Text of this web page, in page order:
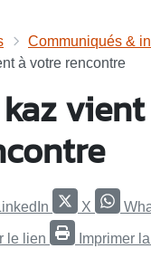
Communiqués &
à votre rencontre
kaz
X
le lien Imprimer